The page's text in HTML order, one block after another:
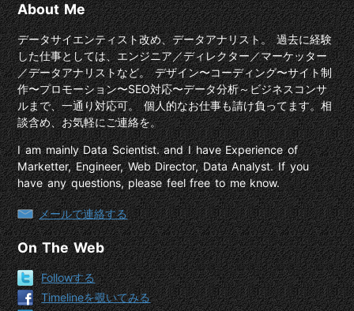
About Me
データサイエンティスト改め、データアナリスト。 過去に経験
した仕事としては、エンジニア／ディレクター／マーケッター
／データアナリストなど。 デザイン〜コーディング〜サイト制
作〜プロモーション〜SEO対応〜データ分析～ビジネスコンサ
ルまで、一通り対応可。 個人的なお仕事も請け負ってます。相
談含め、お気軽にご連絡を。
I am mainly Data Scientist. and I have Experience of
Marketter, Engineer, Web Director, Data Analyst. If you
have any questions, please feel free to me know.
メールで連絡する
On The Web
Followする
Timelineを覗いてみる